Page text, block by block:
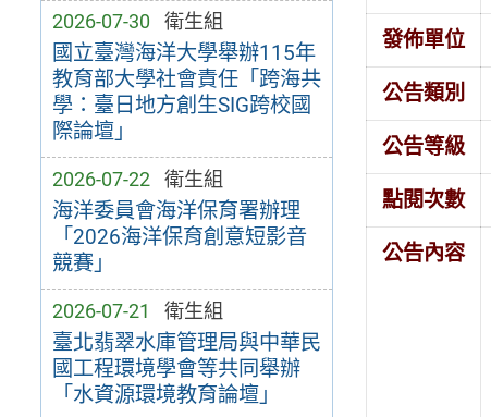
2026-07-30 衛生組
國立臺灣海洋大學舉辦115年
教育部大學社會責任「跨海共
學：臺日地方創生SIG跨校國
際論壇」
2026-07-22 衛生組
海洋委員會海洋保育署辦理
「2026海洋保育創意短影音
競賽」
2026-07-21 衛生組
臺北翡翠水庫管理局與中華民
國工程環境學會等共同舉辦
「水資源環境教育論壇」
發佈單位
公告類別
公告等級
點閱次數
公告內容